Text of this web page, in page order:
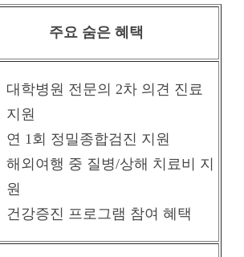
주요 숨은 혜택
대학병원 전문의 2차 의견 진료
지원
연 1회 정밀종합검진 지원
해외여행 중 질병/상해 치료비 지
원
건강증진 프로그램 참여 혜택